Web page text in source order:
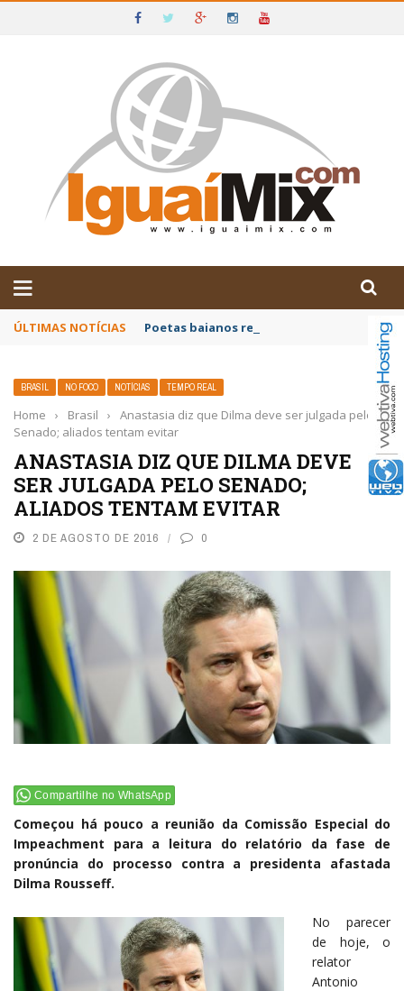
IGUAÍ E SUDOESTE DA BAHIA
ÚLTIMAS NOTÍCIAS Poetas baianos representam o Brasil no
BRASIL NO FOCO NOTÍCIAS TEMPO REAL
Home › Brasil ›
Anastasia diz que Dilma deve ser julgada pelo
Senado; aliados tentam evitar
ANASTASIA DIZ QUE DILMA DEVE
SER JULGADA PELO SENADO;
ALIADOS TENTAM EVITAR
2 DE AGOSTO DE 2016 0
Compartilhe no WhatsApp
Começou há pouco a reunião da Comissão Especial do
Impeachment para a leitura do relatório da fase de
pronúncia do processo contra a presidenta afastada
Dilma Rousseff.
No parecer
de hoje, o
relator
Antonio